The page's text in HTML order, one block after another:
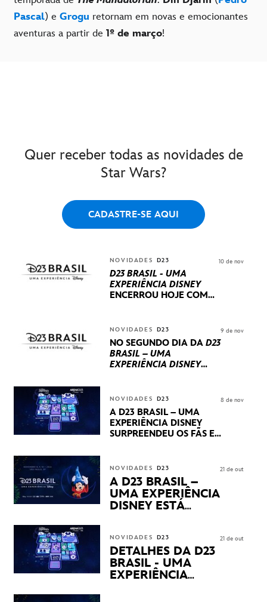
Pascal) e Grogu retornam em novas e emocionantes
aventuras a partir de 1º de março!
Quer receber todas as novidades de
Star Wars?
CADASTRE-SE AQUI
NOVIDADES D23
D23 BRASIL - UMA
EXPERIÊNCIA DISNEY
ENCERROU HOJE COM
INTERNACIONAIS E
PRODUÇÕES BRASILEIRAS
10 de nov
NOVIDADES D23
NO SEGUNDO DIA DA D23
BRASIL – UMA
EXPERIÊNCIA DISNEY
STUDIOS REVELARAM
PRÉVIAS E NOVIDADES
DOS SEUS PRÓXIMOS
LANÇAMENTOS
9 de nov
NOVIDADES D23
A D23 BRASIL – UMA
EXPERIÊNCIA DISNEY
SURPREENDEU OS FÃS EM
APRESENTAÇÕES E
PRODUTOS EXCLUSIVOS
NO TRANSAMÉRICA EXPO
CENTER EM SÃO PAULO
8 de nov
NOVIDADES D23
A D23 BRASIL –
UMA EXPERIÊNCIA
DISNEY ESTÁ
21 de out
NOVIDADES D23
DETALHES DA D23
BRASIL - UMA
EXPERIÊNCIA
21 de out